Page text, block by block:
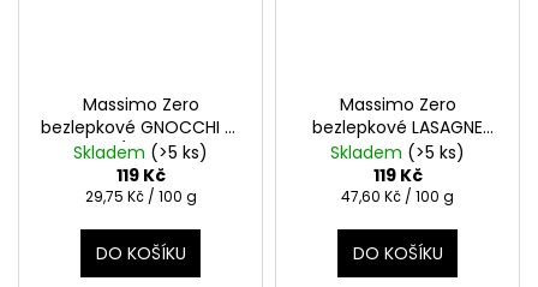
Massimo Zero
bezlepkové GNOCCHI DI
PATATE (bramborové
noky) 2x200g
italské gnocchi bez
Skladem (>5 ks)
119 Kč
Měrná
29,75 Kč / 100 g
DO KOŠÍKU
Massimo Zero
bezlepkové LASAGNE
250g
Skladem (>5 ks)
119 Kč
Měrná
47,60 Kč / 100 g
DO KOŠÍKU